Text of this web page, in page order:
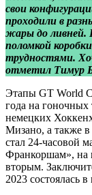
свои
проходили в
жары до ливней.
поломкой
трудностями.
отметил Тимур
Этапы GT World
года на гоночных
немецких
Мизано, а также
стал 24-часовой
Франкоршам», на
вторым.
2023 состоялась